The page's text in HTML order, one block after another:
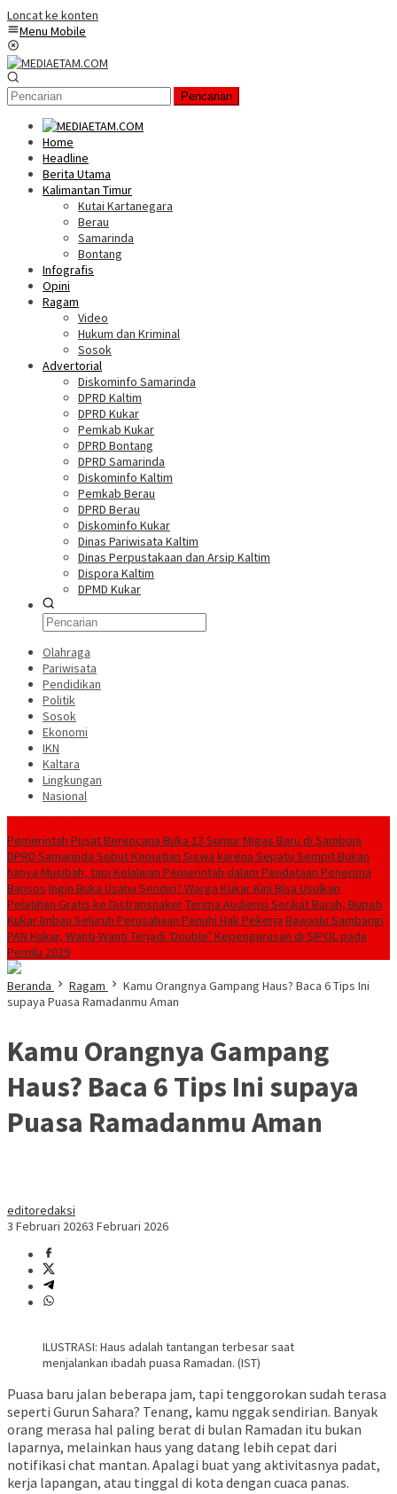
Loncat ke konten
Menu Mobile
Pencarian
Home
Headline
Berita Utama
Kalimantan Timur
Kutai Kartanegara
Berau
Samarinda
Bontang
Infografis
Opini
Ragam
Video
Hukum dan Kriminal
Sosok
Advertorial
Diskominfo Samarinda
DPRD Kaltim
DPRD Kukar
Pemkab Kukar
DPRD Bontang
DPRD Samarinda
Diskominfo Kaltim
Pemkab Berau
DPRD Berau
Diskominfo Kukar
Dinas Pariwisata Kaltim
Dinas Perpustakaan dan Arsip Kaltim
Dispora Kaltim
DPMD Kukar
Olahraga
Pariwisata
Pendidikan
Politik
Sosok
Ekonomi
IKN
Kaltara
Lingkungan
Nasional
Pemerintah Pusat Berencana Buka 13 Sumur Migas Baru di Samboja
DPRD Samarinda Sebut Kematian Siswa karena Sepatu Sempit Bukan
hanya Musibah, tapi Kelalaian Pemerintah dalam Pendataan Penerima
Bansos Ingin Buka Usaha Sendiri? Warga Kukar Kini Bisa Usulkan
Pelatihan Gratis ke DistransnakerTerima Audiensi Serikat Buruh, Bupati
Kukar Imbau Seluruh Perusahaan Penuhi Hak Pekerja Bawaslu Sambangi
PAN Kukar, Wanti-Wanti Terjadi ‘Double’ Kepengurusan di SIPOL pada
Pemilu 2029
Beranda Ragam
Kamu Orangnya Gampang Haus? Baca 6 Tips Ini
supaya Puasa Ramadanmu Aman
Kamu Orangnya Gampang
Haus? Baca 6 Tips Ini supaya
Puasa Ramadanmu Aman
editoredaksi
3 Februari 20263 Februari 2026
ILUSTRASI: Haus adalah tantangan terbesar saat
menjalankan ibadah puasa Ramadan. (IST)
Puasa baru jalan beberapa jam, tapi tenggorokan sudah terasa
seperti Gurun Sahara? Tenang, kamu nggak sendirian. Banyak
orang merasa hal paling berat di bulan Ramadan itu bukan
laparnya, melainkan haus yang datang lebih cepat dari
notifikasi chat mantan. Apalagi buat yang aktivitasnya padat,
kerja lapangan, atau tinggal di kota dengan cuaca panas.